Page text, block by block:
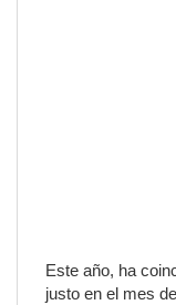
Este año, ha
justo en el mes